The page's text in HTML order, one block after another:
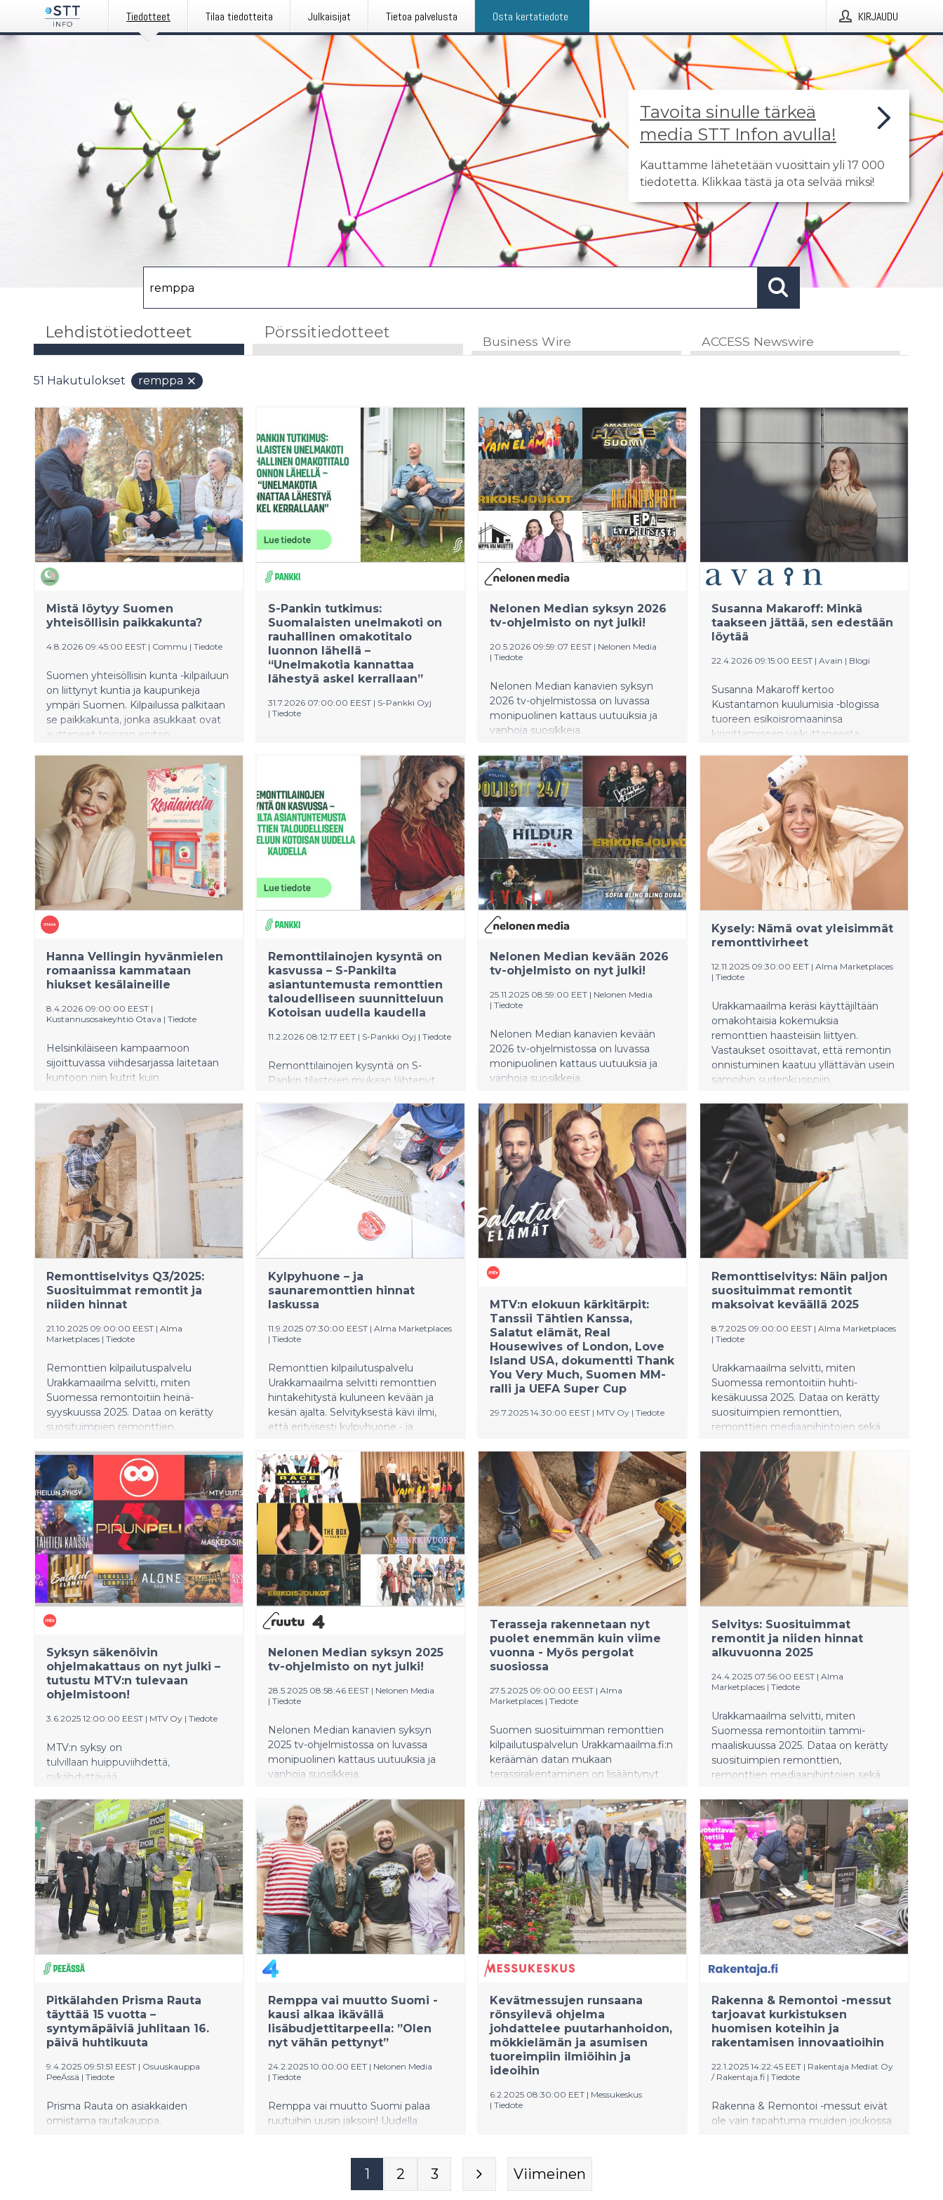
Tiedotteet Tilaa tiedotteita Julkaisijat Tietoa palvelusta Osta kertatiedote KIRJAUDU
Tavoita sinulle tärkeä
media STT Infon avulla!
Kauttamme lähetetään vuosittain yli 17 000
tiedotetta. Klikkaa tästä ja ota selvää miksi!
Lehdistötiedotteet Pörssitiedotteet Business Wire ACCESS Newswire
51 Hakutulokset remppa
Mistä löytyy Suomen
yhteisöllisin paikkakunta?
4.8.2026 09:45:00 EEST | Commu | Tiedote
Suomen yhteisöllisin kunta -kilpailuun
on liittynyt kuntia ja kaupunkeja
ympäri Suomen. Kilpailussa palkitaan
se paikkakunta, jonka asukkaat ovat
auttaneet toisiaan eniten
Voittajakunta saa 3000€
palkintopotin käytettäväksi
asukkaiden yhteiseen hyvään.
Taustalla on yksinkertainen ajatus:
yhteisöllisyys on yhteinen vastuu, joka
rakentuu arjen pienistä teoista.
S-Pankin tutkimus:
Suomalaisten unelmakoti on
rauhallinen omakotitalo
luonnon lähellä –
“Unelmakotia kannattaa
lähestyä askel kerrallaan”
31.7.2026 07:00:00 EEST | S-Pankki Oyj
| Tiedote
suomalaisten ylivoimainen
asumisunelma. Lähes kuusi
kymmenestä suomalaisesta nimeää
omakotitalon unelmakodikseen.
Vaikka asumiskeskustelussa korostuu
kaupunkien tiivistyminen,
suomalaisten asumistoiveissa
painottuvat edelleen rauhallinen
sijainti ja luonnonläheisyys. S-Pankin
asiantuntijan mukaan
asuntomarkkinat tarjoavat tällä
hetkellä myös mahdollisuuksia, ja
monen asumishaaveita voidaan
edistää askel kerrallaan.
Nelonen Median syksyn 2026
tv-ohjelmisto on nyt julki!
20.5.2026 09:59:07 EEST | Nelonen Media
| Tiedote
Nelonen Median kanavien syksyn
2026 tv-ohjelmistossa on luvassa
monipuolinen kattaus uutuuksia ja
vanhoja suosikkeja.
Susanna Makaroff: Minkä
taakseen jättää, sen edestään
löytää
22.4.2026 09:15:00 EEST | Avain | Blogi
Susanna Makaroff kertoo
Kustantamon kuulumisia -blogissa
tuoreen esikoisromaaninsa
kirjoittamiseen vaikuttaneesta
pieni pyörii -kirjan kirjoittaminen oli
lopulta henkilökohtainen terapiani
homehelvettivuosien traumoista irti
päästämiseen. Halusin opetella
elämään ilman jatkuvaa huolta,
pelkoa ja stressiä, hengittää
kevyemmin, heittäytyä rohkeasti
kiinnostaviin uusiin juttuihin,
hullutellakin", Makaroff kirjoittaa.
Hanna Vellingin hyvänmielen
romaanissa kammataan
hiukset kesälaineille
8.4.2026 09:00:00 EEST |
Kustannusosakeyhtiö Otava | Tiedote
Helsinkiläiseen kampaamoon
sijoittuvassa viihdesarjassa laitetaan
kuntoon niin kutrit kuin
sarjan avausosa.
Remonttilainojen kysyntä on
kasvussa – S-Pankilta
asiantuntemusta remonttien
taloudelliseen suunnitteluun
Kotoisan uudella kaudella
11.2.2026 08:12:17 EET | S-Pankki Oyj | Tiedote
Remonttilainojen kysyntä on S-
Pankin tilastojen mukaan lähtenyt
peruskorjauksiin liittyvät lainat
kiinnostavat tällä hetkellä. MTV3:n
Kotoisan uudella kaudella S-Pankki
tarjoaa asiantuntijanäkökulmaa koti-
ja piharemonttien taloudelliseen
suunnitteluun ohjelman yhtenä
pääyhteistyökumppanina.
Nelonen Median kevään 2026
tv-ohjelmisto on nyt julki!
25.11.2025 08:59:00 EET | Nelonen Media
| Tiedote
Nelonen Median kanavien kevään
2026 tv-ohjelmistossa on luvassa
monipuolinen kattaus uutuuksia ja
vanhoja suosikkeja.
Kysely: Nämä ovat yleisimmät
remonttivirheet
12.11.2025 09:30:00 EET | Alma Marketplaces
| Tiedote
Urakkamaailma keräsi käyttäjiltään
omakohtaisia kokemuksia
remonttien haasteisiin liittyen.
Vastaukset osoittavat, että remontin
onnistuminen kaatuu yllättävän usein
samoihin sudenkuoppiin.
Remonttiselvitys Q3/2025:
Suosituimmat remontit ja
niiden hinnat
21.10.2025 09:00:00 EEST | Alma
Marketplaces | Tiedote
Remonttien kilpailutuspalvelu
Urakkamaailma selvitti, miten
Suomessa remontoitiin heinä-
syyskuussa 2025. Dataa on kerätty
suosituimpien remonttien,
hintojen muutosten osalta.
Kylpyhuone – ja
saunaremonttien hinnat
laskussa
11.9.2025 07:30:00 EEST | Alma Marketplaces
| Tiedote
Remonttien kilpailutuspalvelu
Urakkamaailma selvitti remonttien
hintakehitystä kuluneen kevään ja
kesän ajalta. Selvityksestä kävi ilmi,
että erityisesti kylpyhuone - ja
on nähtävissä selvää laskua.
MTV:n elokuun kärkitärpit:
Tanssii Tähtien Kanssa,
Salatut elämät, Real
Housewives of London, Love
Island USA, dokumentti Thank
You Very Much, Suomen MM-
ralli ja UEFA Super Cup
29.7.2025 14:30:00 EEST | MTV Oy | Tiedote
tuorein kääntein ja Tanssii Tähtien
Kanssa tuo säkenöivää tähtiloistoa
sunnuntai-iltoihin. Täysin uudessa
Real Housewives of London -
realitysarjassa samppanja on kylmää
ja tunteet kuumia.
Dokumenttikattauksessa nähdään
koomikkolegenda Andy Kaufmanista
kertova Thank You Very Much, ohjaaja
Chris Wilchan Flipside sekä jo
aiemmin MTV Katsomossa julkaistu,
nyt MTV Subilla esitettävä
dokumentti Frendit-näyttelijä
Matthew Perrystä. Lisäksi UEFA
Super Cup käynnistää jalkapallosyksyn
lähetyksillä herkutellaan MTV3- tai
MTV Sub -kanavilla jokaisena
yhteen pakettiin kuukauden
kiinnostavimmat julkaisut sekä MTV
Katsomosta että MTV:n kanavilta.
Heinäkuun tärppeihin pääset vielä
Remonttiselvitys: Näin paljon
suosituimmat remontit
maksoivat keväällä 2025
8.7.2025 09:00:00 EEST | Alma Marketplaces
| Tiedote
Urakkamaailma selvitti, miten
Suomessa remontoitiin huhti-
kesäkuussa 2025. Dataa on kerätty
suosituimpien remonttien,
remonttien mediaanihintojen sekä
Syksyn säkenöivin
ohjelmakattaus on nyt julki –
tutustu MTV:n tulevaan
ohjelmistoon!
3.6.2025 12:00:00 EEST | MTV Oy | Tiedote
MTV:n syksy on
tulvillaan huippuviihdettä,
sykähdyttävää
uutuuksia. Laadukkaat
ajankohtaisohjelmat ja uutiset
pureutuvat päivän tärkeimpiin
puheenaiheisiin ja tarjolla on
tietysti myös huippu-
urheilua niin kotimaasta kuin kansainvälisiltä
areenoilta. Luvassa on syksyn
kiinnostavin ja puhutuin
ohjelmakattaus – tutustu ja ihastu!
Nelonen Median syksyn 2025
tv-ohjelmisto on nyt julki!
28.5.2025 08:58:46 EEST | Nelonen Media
| Tiedote
Nelonen Median kanavien syksyn
2025 tv-ohjelmistossa on luvassa
monipuolinen kattaus uutuuksia ja
vanhoja suosikkeja.
Terasseja rakennetaan nyt
puolet enemmän kuin viime
vuonna - Myös pergolat
suosiossa
27.5.2025 09:00:00 EEST | Alma
Marketplaces | Tiedote
Suomen suosituimman remonttien
kilpailutuspalvelun Urakkamaailma.fi:n
keräämän datan mukaan
terassirakentaminen on lisääntynyt
Selvitys: Suosituimmat
remontit ja niiden hinnat
alkuvuonna 2025
24.4.2025 07:56:00 EEST | Alma
Marketplaces | Tiedote
Urakkamaailma selvitti, miten
Suomessa remontoitiin tammi-
maaliskuussa 2025. Dataa on kerätty
suosituimpien remonttien,
remonttien mediaanihintojen sekä
Pitkälahden Prisma Rauta
täyttää 15 vuotta –
syntymäpäiviä juhlitaan 16.
päivä huhtikuuta
9.4.2025 09:51:51 EEST | Osuuskauppa
PeeÄssä | Tiedote
Prisma Rauta on asiakkaiden
omistama rautakauppa.
Remppa vai muutto Suomi -
kausi alkaa ikävällä
lisäbudjettitarpeella: ”Olen
nyt vähän pettynyt”
24.2.2025 10:00:00 EET | Nelonen Media
| Tiedote
Remppa vai muutto Suomi palaa
ruutuihin uusin jaksoin! Uudella
kiinteistönvälittäjä Nina Schönberg.
Ohjelman yhteistyökumppanina
Kevätmessujen runsaana
rönsyilevä ohjelma
johdattelee puutarhanhoidon,
mökkielämän ja asumisen
tuoreimpiin ilmiöihin ja
ideoihin
6.2.2025 08:30:00 EET | Messukeskus
| Tiedote
puutarhoihin, asumiseen,
rakentamiseen ja remontointiin sekä
Rakenna & Remontoi -messut
tarjoavat kurkistuksen
huomisen koteihin ja
rakentamisen innovaatioihin
22.1.2025 14:22:45 EET | Rakentaja Mediat Oy
/ Rakentaja.fi | Tiedote
Rakenna & Remontoi -messut eivät
ole vain tapahtuma muiden joukossa
1 2 3 Viimeinen